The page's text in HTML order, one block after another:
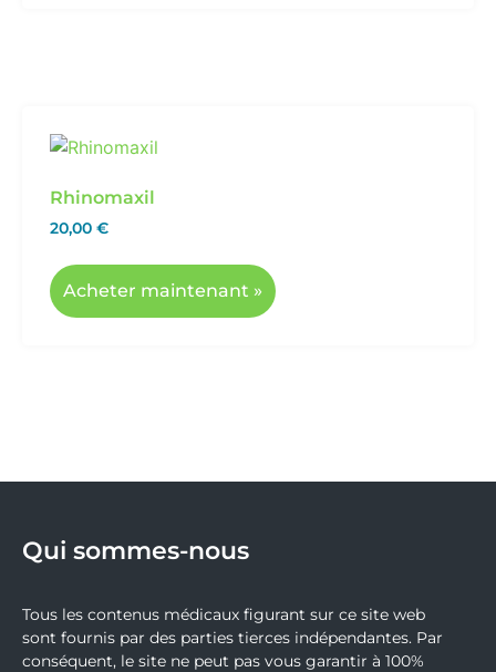
Rhinomaxil
20,00 €
Acheter maintenant »
Qui sommes-nous
Tous les contenus médicaux figurant sur ce site web
sont fournis par des parties tierces indépendantes. Par
conséquent, le site ne peut pas vous garantir à 100%